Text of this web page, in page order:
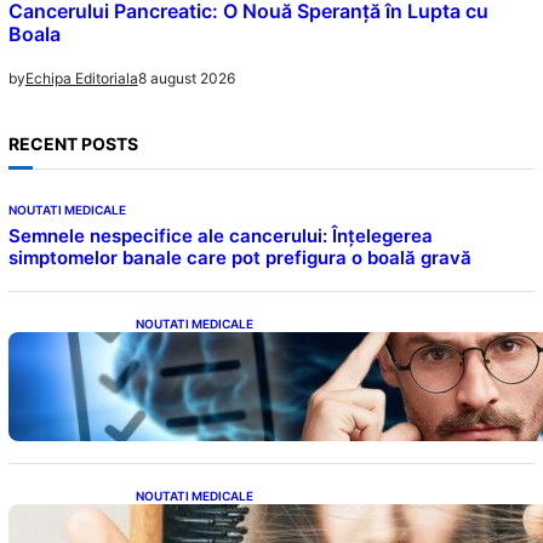
Cancerului Pancreatic: O Nouă Speranță în Lupta cu
Boala
byEchipa Editoriala8 august 2026
RECENT POSTS
NOUTATI MEDICALE
Semnele nespecifice ale cancerului: Înțelegerea
simptomelor banale care pot prefigura o boală gravă
NOUTATI MEDICALE
Inteligența dincolo de note: Semnele unui IQ
ridicat care nu țin de școală
NOUTATI MEDICALE
Semnele unei deficiențe de proteine: